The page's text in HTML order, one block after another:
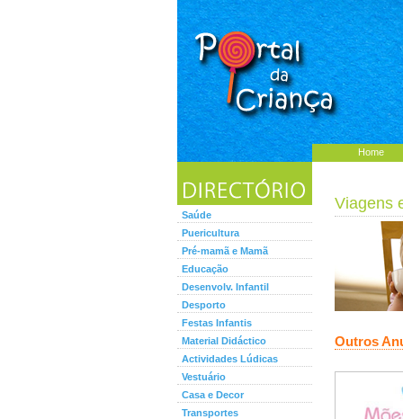
Home
Saúde
Puericultura
Pré-mamã e Mamã
Educação
Desenvolv. Infantil
Desporto
Festas Infantis
Material Didáctico
Actividades Lúdicas
Vestuário
Casa e Decor
Transportes
Viagens
Outros